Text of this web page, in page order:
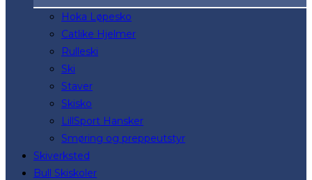
Hoka Løpesko
Catlike Hjelmer
Rulleski
Ski
Staver
Skisko
LillSport Hansker
Smøring og preppeutstyr
Skiverksted
Bull Skiskoler